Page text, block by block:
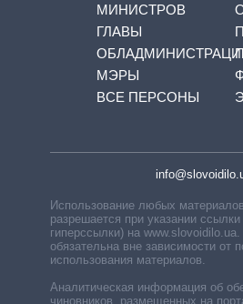
МИНИСТРОВ
ГЛАВЫ
МЭРЫ
ВСЕ ПЕРСОНЫ
Использование любых
разрешается при указании
гиперссылки) на
обязательна вне зависимости от
использования материалов.
Аналитическая информация об
чиновников, размещенных на